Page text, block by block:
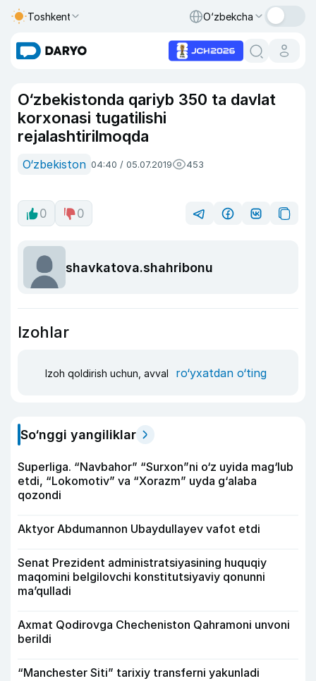
Toshkent O‘zbekcha
O‘zbekistonda qariyb 350 ta davlat
korxonasi tugatilishi
rejalashtirilmoqda
O‘zbekiston 04:40 / 05.07.2019 453
0 0
shavkatova.shahribonu
Izohlar
Izoh qoldirish uchun, avval ro‘yxatdan o‘ting
So‘nggi yangiliklar
Superliga. “Navbahor” “Surxon”ni o‘z uyida mag‘lub
etdi, “Lokomotiv” va “Xorazm” uyda g‘alaba
qozondi
Aktyor Abdu­mannon Ubaydullayev vafot etdi
Senat Prezident administratsiyasining huquqiy
maqomini belgilovchi konstitutsiyaviy qonunni
ma’qulladi
Axmat Qodirovga Checheniston Qahramoni unvoni
berildi
“Manchester Siti” tarixiy transferni yakunladi